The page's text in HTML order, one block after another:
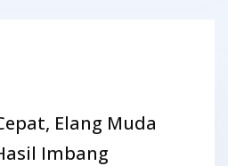
Elang Muda
Imbang